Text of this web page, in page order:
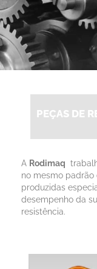
PEÇAS DE
A Rodimaq
no mesmo
produzidas
desempenho da
resistência.